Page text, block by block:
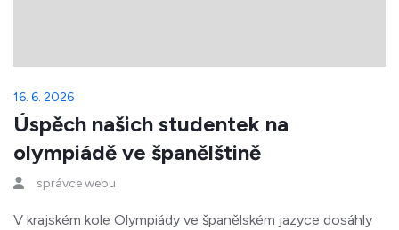
16. 6. 2026
Úspěch našich studentek na
olympiádě ve španělštině
správce webu
V krajském kole Olympiády ve španělském jazyce dosáhly